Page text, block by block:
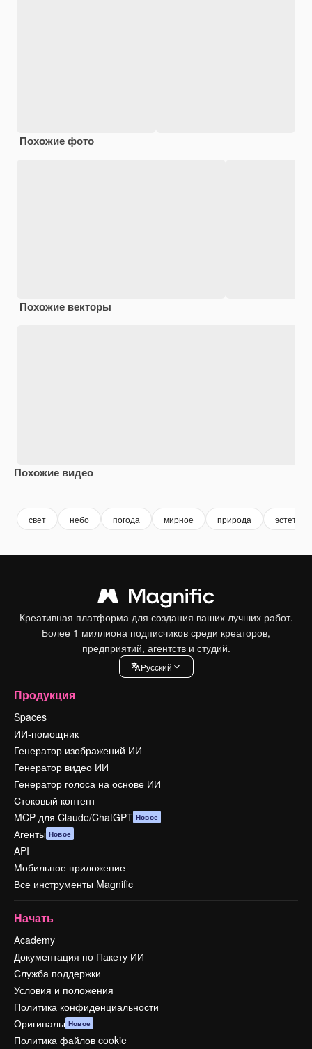
Похожие фото
Похожие векторы
Похожие видео
свет небо погода мирное природа
Креативная платформа для создания ваших лучших работ.
Более 1 миллиона подписчиков среди креаторов,
предприятий, агентств и студий.
Pусский
Продукция
Spaces
ИИ-помощник
Генератор изображений ИИ
Генератор видео ИИ
Генератор голоса на основе ИИ
Стоковый контент
MCP для Claude/ChatGPT Новое
Агенты Новое
API
Мобильное приложение
Все инструменты Magnific
Начать
Academy
Документация по Пакету ИИ
Служба поддержки
Условия и положения
Политика конфиденциальности
Оригиналы Новое
Политика файлов cookie